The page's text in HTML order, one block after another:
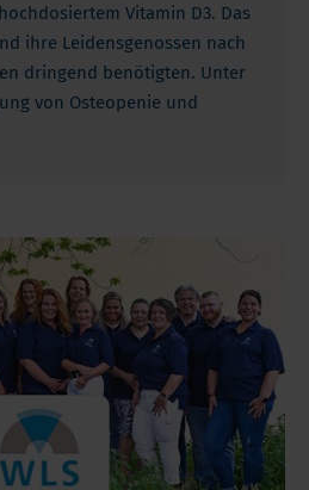
Vitamin D3. Das
ihre Leidensgenossen nach
dringend benötigten. Unter
von Osteopenie und